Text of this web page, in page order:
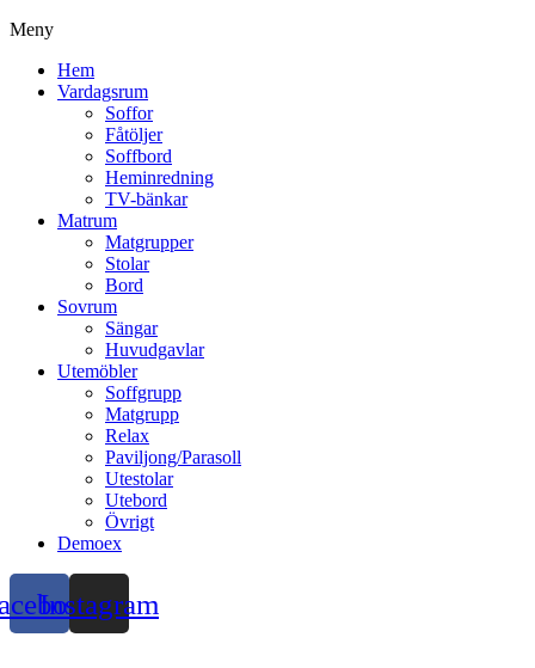
Meny
Hem
Vardagsrum
Soffor
Fåtöljer
Soffbord
Heminredning
TV-bänkar
Matrum
Matgrupper
Stolar
Bord
Sovrum
Sängar
Huvudgavlar
Utemöbler
Soffgrupp
Matgrupp
Relax
Paviljong/Parasoll
Utestolar
Utebord
Övrigt
Demoex
Instagram